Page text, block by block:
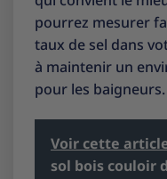
pourrez mesurer
taux de sel dans
à maintenir un
pour les baigneurs.
Voir cette
sol bois couloir